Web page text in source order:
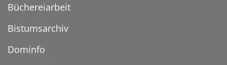
Büchereiarbeit
Bistumsarchiv
Dominfo